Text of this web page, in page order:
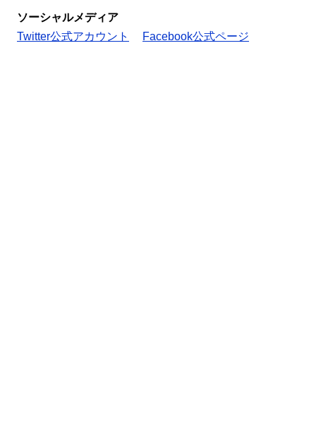
ソーシャルメディア
Twitter公式アカウント
Facebook公式ページ